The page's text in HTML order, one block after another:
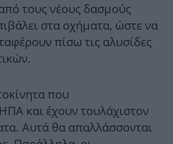
τους νέους δασμούς
στα οχήματα, ώστε να
πίσω τις αλυσίδες
που
και έχουν τουλάχιστον
Αυτά θα απαλλάσσονται